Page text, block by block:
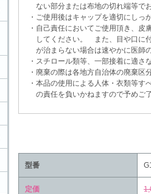
ない部分または布地の切れ端等で
・ご使用後はキャップを適切にしっ
・自己責任においてご使用頂き、皮
してください。 また、目や口に付
が治まらない場合は速やかに医師
・スチロール類等、一部接着に適さ
・廃棄の際は各地方自治体の廃棄区
・本品の使用による人体・衣類等す
の責任を負いかねますので予めご
型番
定価